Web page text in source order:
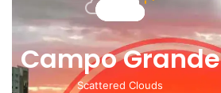
Campo Grande
Scattered Clouds